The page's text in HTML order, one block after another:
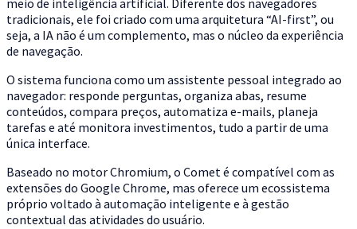
meio de inteligência artificial. Diferente dos navegadores
tradicionais, ele foi criado com uma arquitetura “AI-first”, ou
seja, a IA não é um complemento, mas o núcleo da experiência
de navegação.
O sistema funciona como um assistente pessoal integrado ao
navegador: responde perguntas, organiza abas, resume
conteúdos, compara preços, automatiza e-mails, planeja
tarefas e até monitora investimentos, tudo a partir de uma
única interface.
Baseado no motor Chromium, o Comet é compatível com as
extensões do Google Chrome, mas oferece um ecossistema
próprio voltado à automação inteligente e à gestão
contextual das atividades do usuário.